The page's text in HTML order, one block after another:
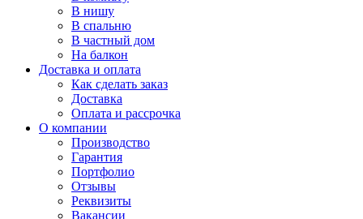
В нишу
В спальню
В частный дом
На балкон
Доставка и оплата
Как сделать заказ
Доставка
Оплата и рассрочка
О компании
Производство
Гарантия
Портфолио
Отзывы
Реквизиты
Вакансии